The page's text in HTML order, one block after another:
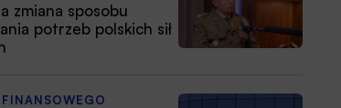
zmiana sposobu
potrzeb polskich sił